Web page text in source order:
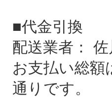
■代金引換
配送業者：
お支払い総額
通りです。